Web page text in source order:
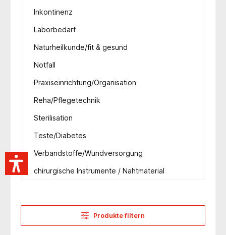
Inkontinenz
Laborbedarf
Naturheilkunde/fit & gesund
Notfall
Praxiseinrichtung/Organisation
Reha/Pflegetechnik
Sterilisation
Teste/Diabetes
Verbandstoffe/Wundversorgung
chirurgische Instrumente / Nahtmaterial
Produkte filtern